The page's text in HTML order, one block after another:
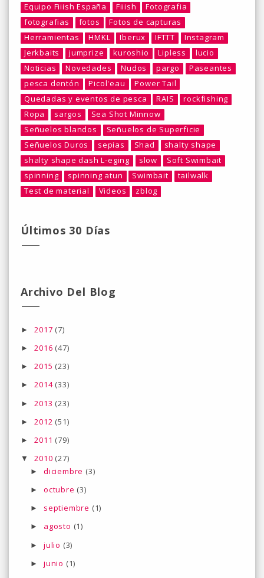
Equipo Fiiish España
Fiiish
Fotografia
fotografias
fotos
Fotos de capturas
Herramientas
HMKL Iberux IFTTT
Instagram
Jerkbaits
jumprize kuroshio Lipless
lucio
Noticias
Novedades Nudos pargo
Paseantes
pesca dentón
Picol'eau
Power Tail
Quedadas y eventos de pesca
RAIS
rockfishing
Ropa
sargos
Sea Shot Minnow
Señuelos blandos
Señuelos de Superficie
Señuelos Duros
sepias Shad
shalty shape
shalty shape dash L-eging
slow
Soft Swimbait
spinning
spinning atun Swimbait
tailwalk
Test de material
Videos zblog
Últimos 30 Días
Archivo Del Blog
►2017 (7)
►2016 (47)
►2015 (23)
►2014 (33)
►2013 (23)
►2012 (51)
►2011 (79)
▼2010 (27)
► diciembre (3)
► octubre (3)
► septiembre (1)
► agosto (1)
► julio (3)
► junio (1)